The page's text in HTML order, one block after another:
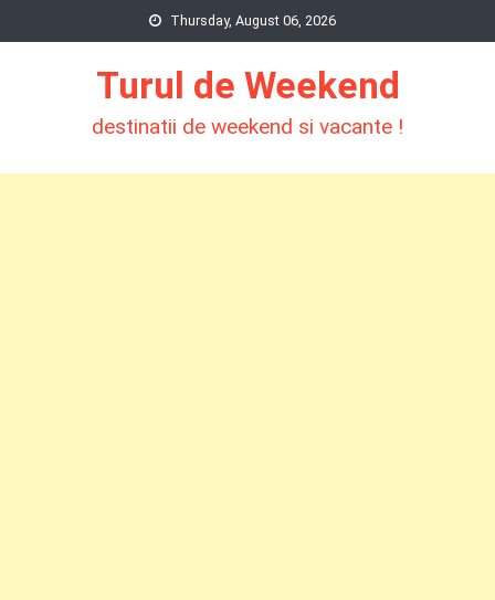
to
Thursday, August 06, 2026
Turul de Weekend
destinatii de weekend si vacante !